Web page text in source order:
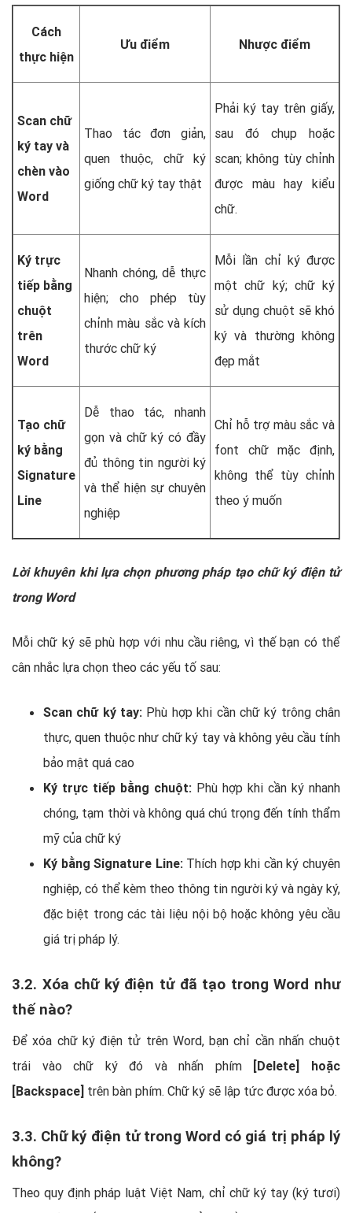
Cách
thực hiện
Ưu điểm Nhược điểm
Scan chữ
ký tay và
chèn vào
Word
Thao tác đơn giản,
quen thuộc, chữ ký
giống chữ ký tay thật
Phải ký tay trên giấy,
sau đó chụp hoặc
scan; không tùy chỉnh
được màu hay kiểu
chữ.
Ký trực
tiếp bằng
chuột
trên
Word
Nhanh chóng, dễ thực
hiện; cho phép tùy
chỉnh màu sắc và kích
thước chữ ký
Mỗi lần chỉ ký được
một chữ ký; chữ ký
sử dụng chuột sẽ khó
ký và thường không
đẹp mắt
Tạo chữ
ký bằng
Signature
Line
Dễ thao tác, nhanh
gọn và chữ ký có đầy
đủ thông tin người ký
và thể hiện sự chuyên
nghiệp
Chỉ hỗ trợ màu sắc và
font chữ mặc định,
không thể tùy chỉnh
theo ý muốn
Lời khuyên khi lựa chọn phương pháp tạo chữ ký điện tử
trong Word
Mỗi chữ ký sẽ phù hợp với nhu cầu riêng, vì thế bạn có thể
cân nhắc lựa chọn theo các yếu tố sau:
Scan chữ ký tay: Phù hợp khi cần chữ ký trông chân
thực, quen thuộc như chữ ký tay và không yêu cầu tính
bảo mật quá cao
Ký trực tiếp bằng chuột: Phù hợp khi cần ký nhanh
chóng, tạm thời và không quá chú trọng đến tính thẩm
mỹ của chữ ký
Ký bằng Signature Line:Thích hợp khi cần ký chuyên
nghiệp, có thể kèm theo thông tin người ký và ngày ký,
đặc biệt trong các tài liệu nội bộ hoặc không yêu cầu
giá trị pháp lý.
3.2. Xóa chữ ký điện tử đã tạo trong Word như
thế nào?
Để xóa chữ ký điện tử trên Word, bạn chỉ cần nhấn chuột
trái vào chữ ký đó và nhấn phím
[Delete] hoặc
[Backspace] trên bàn phím. Chữ ký sẽ lập tức được xóa bỏ.
3.3. Chữ ký điện tử trong Word có giá trị pháp lý
không?
Theo quy định pháp luật Việt Nam, chỉ chữ ký tay (ký tươi)